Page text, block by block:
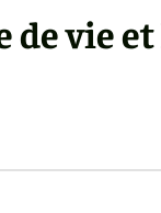
de vie